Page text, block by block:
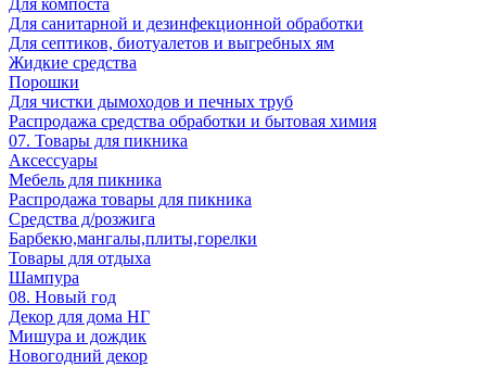
Для компоста
Для санитарной и дезинфекционной обработки
Для септиков, биотуалетов и выгребных ям
Жидкие средства
Порошки
Для чистки дымоходов и печных труб
Распродажа средства обработки и бытовая химия
07. Товары для пикника
Аксессуары
Мебель для пикника
Распродажа товары для пикника
Средства д/розжига
Барбекю,мангалы,плиты,горелки
Товары для отдыха
Шампура
08. Новый год
Декор для дома НГ
Мишура и дождик
Новогодний декор